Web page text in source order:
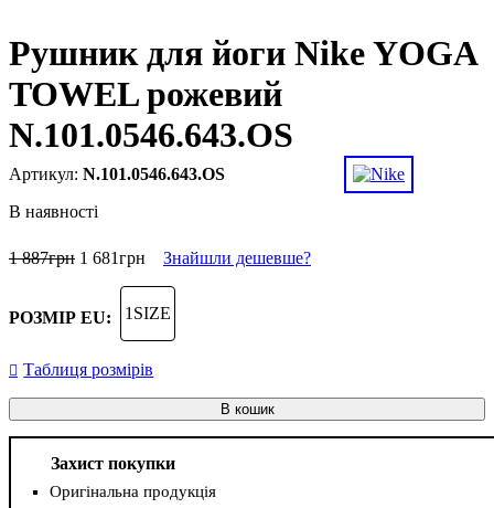
Рушник для йоги Nike YOGA
TOWEL рожевий
N.101.0546.643.OS
N.101.0546.643.OS
В наявності
1 887грн 1 681грн Знайшли дешевше?
РОЗМІР EU: 1SIZE
Таблиця розмірів
В кошик
Захист покупки
Оригінальна продукція